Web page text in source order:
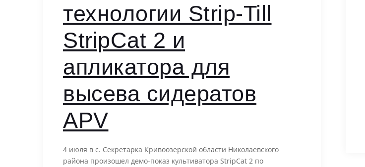
технологии Strip-Till
StripCat 2 и
апликатора для
высева сидератов
APV
4 июля в с. Секретарка Кривоозерской области Николаевского
района произошел демо-показ культиватора StripCat 2 по